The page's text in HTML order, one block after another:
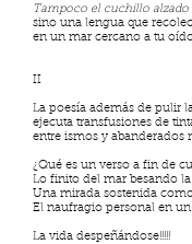
Tampoco el cuchillo alzado
sino una lengua que
en un mar cercano a tu
II
La poesía además de pulir
ejecuta transfusiones de
entre ismos y abanderados
¿Qué es un verso a fin de
Lo finito del mar besando
Una mirada sostenida
El naufragio personal en
La vida despeñándose!!!!!